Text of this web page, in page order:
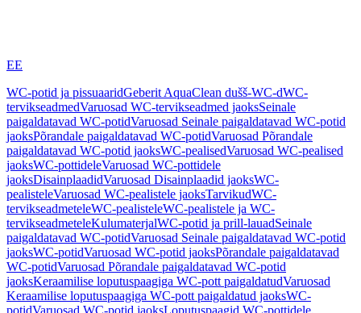
EE
WC-potid ja pissuaaridGeberit AquaClean dušš-WC-dWC-
tervikseadmedVaruosad WC-tervikseadmed jaoksSeinale
paigaldatavad WC-potidVaruosad Seinale paigaldatavad WC-potid
jaoksPõrandale paigaldatavad WC-potidVaruosad Põrandale
paigaldatavad WC-potid jaoksWC-pealisedVaruosad WC-pealised
jaoksWC-pottideleVaruosad WC-pottidele
jaoksDisainplaadidVaruosad Disainplaadid jaoksWC-
pealisteleVaruosad WC-pealistele jaoksTarvikudWC-
tervikseadmeteleWC-pealisteleWC-pealistele ja WC-
tervikseadmeteleKulumaterjalWC-potid ja prill-lauadSeinale
paigaldatavad WC-potidVaruosad Seinale paigaldatavad WC-potid
jaoksWC-potidVaruosad WC-potid jaoksPõrandale paigaldatavad
WC-potidVaruosad Põrandale paigaldatavad WC-potid
jaoksKeraamilise loputuspaagiga WC-pott paigaldatudVaruosad
Keraamilise loputuspaagiga WC-pott paigaldatud jaoksWC-
potidVaruosad WC-potid jaoksLoputuspaagid WC-pottidele,